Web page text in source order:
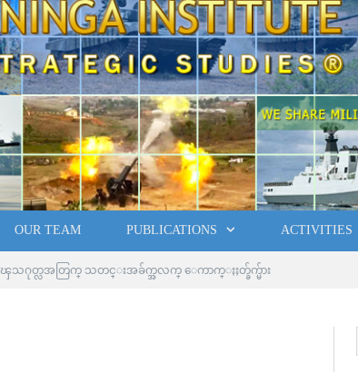
OUR TEAM PUBLICATIONS ACTIVITIES
ၾသဂုတ္လအတြက္ သတင္းအခ်က္အလက္ ေကာက္ႏႈတ္ခ်က္မ်ား